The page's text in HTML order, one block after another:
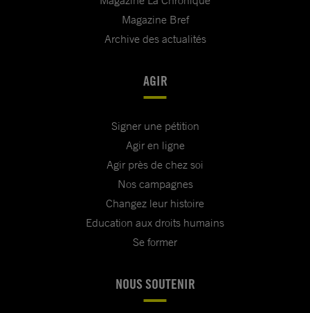
Magazine Bref
Archive des actualités
AGIR
Signer une pétition
Agir en ligne
Agir près de chez soi
Nos campagnes
Changez leur histoire
Education aux droits humains
Se former
NOUS SOUTENIR